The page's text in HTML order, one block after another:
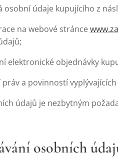
osobní údaje kupujícího z
na webové stránce
elektronické objednávky
a povinností
údajů je nezbytným
osobních